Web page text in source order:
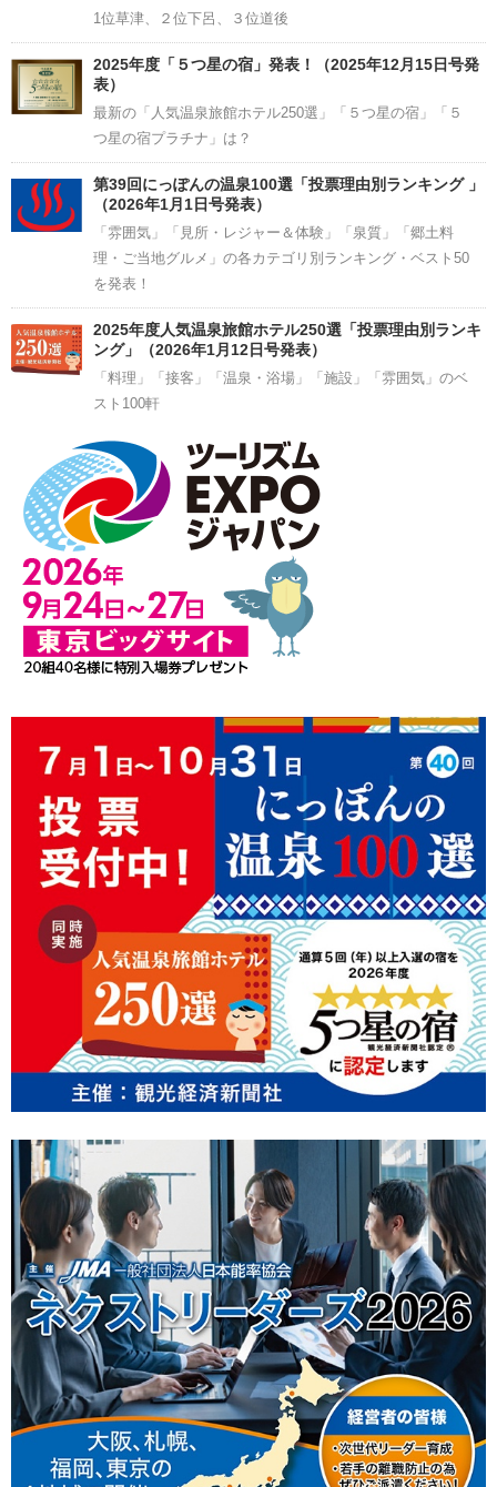
1位草津、２位下呂、３位道後
2025年度「５つ星の宿」発表！（2025年12月15日号発
表）
最新の「人気温泉旅館ホテル250選」「５つ星の宿」「５
つ星の宿プラチナ」は？
第39回にっぽんの温泉100選「投票理由別ランキング 」
（2026年1月1日号発表）
「雰囲気」「見所・レジャー＆体験」「泉質」「郷土料
理・ご当地グルメ」の各カテゴリ別ランキング・ベスト50
を発表！
2025年度人気温泉旅館ホテル250選「投票理由別ランキ
ング」（2026年1月12日号発表）
「料理」「接客」「温泉・浴場」「施設」「雰囲気」のベ
スト100軒